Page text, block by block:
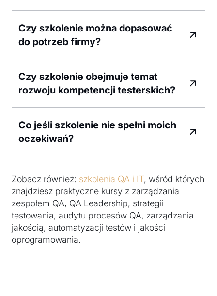
Czy szkolenie można dopasować
do potrzeb firmy?
Czy szkolenie obejmuje temat
rozwoju kompetencji testerskich?
Co jeśli szkolenie nie spełni moich
oczekiwań?
Zobacz również: szkolenia QA i IT, wśród których
znajdziesz praktyczne kursy z zarządzania
zespołem QA, QA Leadership, strategii
testowania, audytu procesów QA, zarządzania
jakością, automatyzacji testów i jakości
oprogramowania.